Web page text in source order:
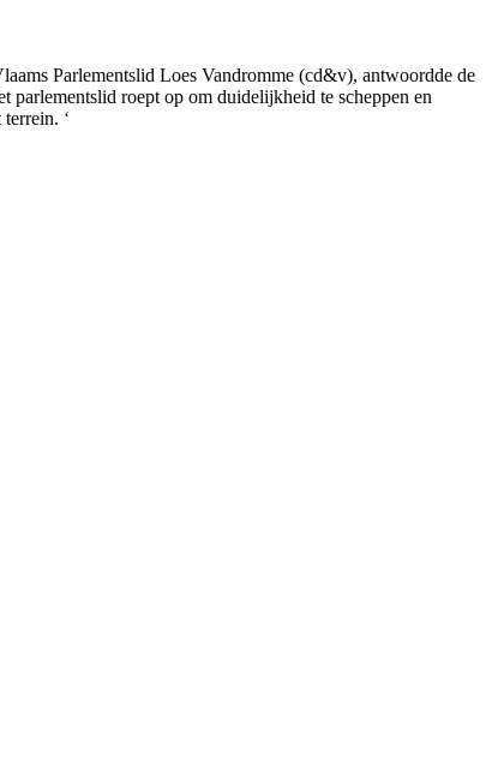
Parlementslid Loes Vandromme (cd&v), antwoordde de
roept op om duidelijkheid te scheppen en
‘